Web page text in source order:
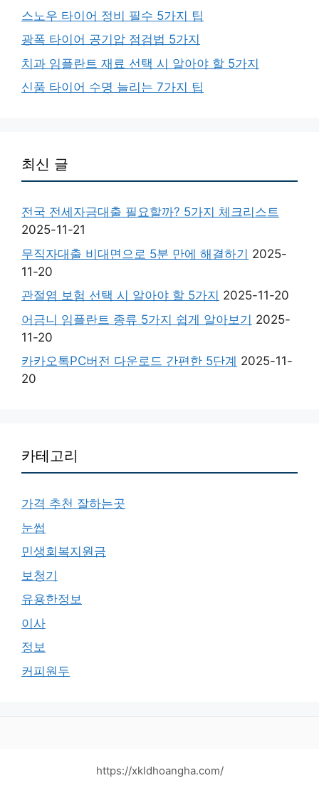
스노우 타이어 정비 필수 5가지 팁
광폭 타이어 공기압 점검법 5가지
치과 임플란트 재료 선택 시 알아야 할 5가지
신품 타이어 수명 늘리는 7가지 팁
최신 글
전국 전세자금대출 필요할까? 5가지 체크리스트
2025-11-21
무직자대출 비대면으로 5분 만에 해결하기 2025-
11-20
관절염 보험 선택 시 알아야 할 5가지 2025-11-20
어금니 임플란트 종류 5가지 쉽게 알아보기 2025-
11-20
카카오톡PC버전 다운로드 간편한 5단계 2025-11-
20
카테고리
가격 추천 잘하는곳
눈썹
민생회복지원금
보청기
유용한정보
이사
정보
커피원두
https://xkldhoangha.com/